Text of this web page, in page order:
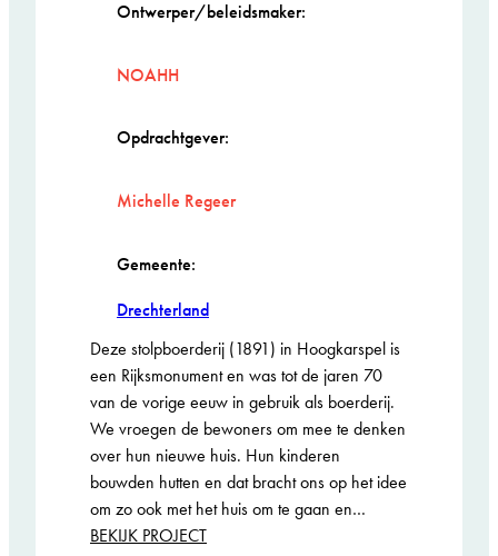
Ontwerper/beleidsmaker:
NOAHH
Opdrachtgever:
Michelle Regeer
Gemeente:
Drechterland
Deze stolpboerderij (1891) in Hoogkarspel is
een Rijksmonument en was tot de jaren 70
van de vorige eeuw in gebruik als boerderij.
We vroegen de bewoners om mee te denken
over hun nieuwe huis. Hun kinderen
bouwden hutten en dat bracht ons op het idee
om zo ook met het huis om te gaan en…
BEKIJK PROJECT: